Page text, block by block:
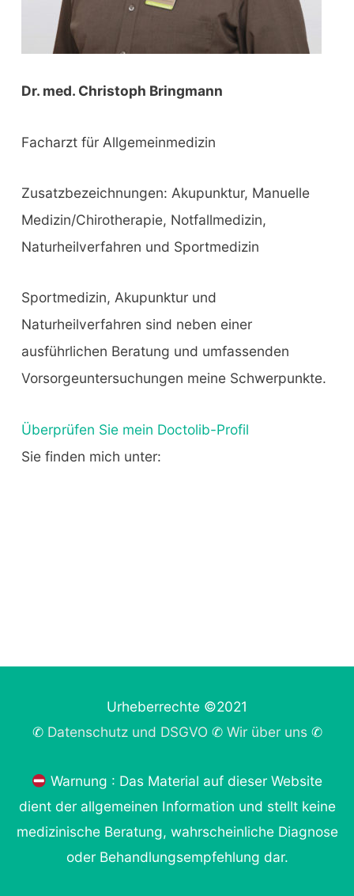
Dr. med. Christoph Bringmann
Facharzt für Allgemeinmedizin
Zusatzbezeichnungen: Akupunktur, Manuelle
Medizin/Chirotherapie, Notfallmedizin,
Naturheilverfahren und Sportmedizin
Sportmedizin, Akupunktur und
Naturheilverfahren sind neben einer
ausführlichen Beratung und umfassenden
Vorsorgeuntersuchungen meine Schwerpunkte.
Überprüfen Sie mein Doctolib-Profil
Sie finden mich unter:
Urheberrechte ©2021
✆ Datenschutz und DSGVO ✆ Wir über uns✆
Warnung : Das Material auf dieser Website
dient der allgemeinen Information und stellt keine
medizinische Beratung, wahrscheinliche Diagnose
oder Behandlungsempfehlung dar.